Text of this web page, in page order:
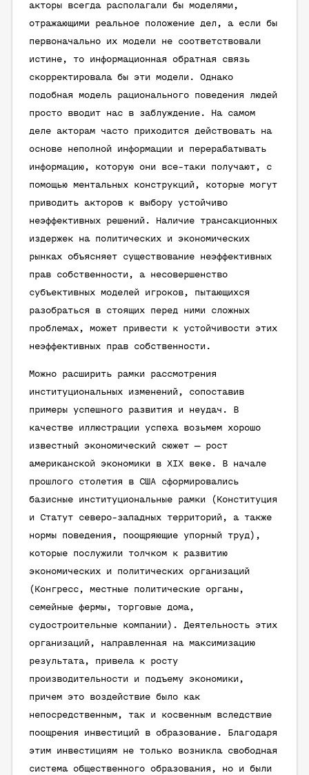
акторы всегда располагали бы моделями,
отражающими реальное положение дел, а если бы
первоначально их модели не соответствовали
истине, то информационная обратная связь
скорректировала бы эти модели. Однако
подобная модель рационального поведения людей
просто вводит нас в заблуждение. На самом
деле акторам часто приходится действовать на
основе неполной информации и перерабатывать
информацию, которую они все-таки получают, с
помощью ментальных конструкций, которые могут
приводить акторов к выбору устойчиво
неэффективных решений. Наличие трансакционных
издержек на политических и экономических
рынках объясняет существование неэффективных
прав собственности, а несовершенство
субъективных моделей игроков, пытающихся
разобраться в стоящих перед ними сложных
проблемах, может привести к устойчивости этих
неэффективных прав собственности.
Можно расширить рамки рассмотрения
институциональных изменений, сопоставив
примеры успешного развития и неудач. В
качестве иллюстрации успеха возьмем хорошо
известный экономический сюжет — рост
американской экономики в XIX веке. В начале
прошлого столетия в США сформировались
базисные институциональные рамки (Конституция
и Статут северо-западных территорий, а также
нормы поведения, поощряющие упорный труд),
которые послужили толчком к развитию
экономических и политических организаций
(Конгресс, местные политические органы,
семейные фермы, торговые дома,
судостроительные компании). Деятельность этих
организаций, направленная на максимизацию
результата, привела к росту
производительности и подъему экономики,
причем это воздействие было как
непосредственным, так и косвенным вследствие
поощрения инвестиций в образование. Благодаря
этим инвестициям не только возникла свободная
система общественного образования, но и были